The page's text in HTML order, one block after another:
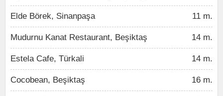
Elde Börek, Sinanpaşa 11 m.
Mudurnu Kanat Restaurant, Beşiktaş 14 m.
Estela Cafe, Türkali 14 m.
Cocobean, Beşiktaş 16 m.